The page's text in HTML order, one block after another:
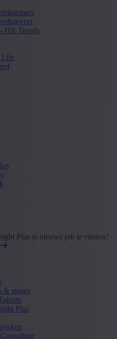
HR Trends
Life
Plus je nieuwe job te vinden?
& stages
Plus